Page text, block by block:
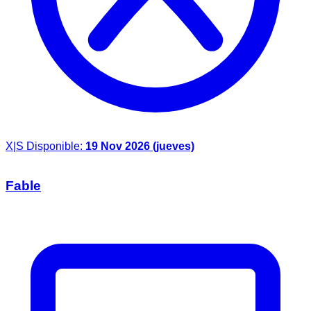
X|S Disponible: 19 Nov 2026 (jueves)
Fable